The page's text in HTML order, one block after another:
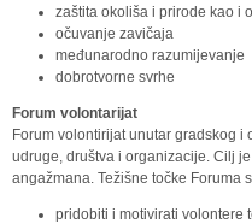
zaštita okoliša i prirode kao i
očuvanje zavičaja
međunarodno razumijevanje
dobrotvorne svrhe
Forum volontarijat
Forum volontirijat unutar gradskog
udruge, društva i organizacije. Cilj
angažmana. Težišne točke Foruma
pridobiti i motivirati volontere